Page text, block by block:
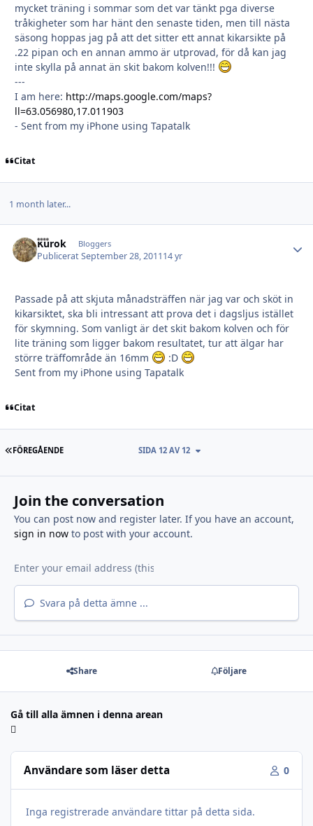
mycket träning i sommar som det var tänkt pga diverse
tråkigheter som har hänt den senaste tiden, men till nästa
säsong hoppas jag på att det sitter ett annat kikarsikte på
.22 pipan och en annan ammo är utprovad, för då kan jag
inte skylla på annat än skit bakom kolven!!!
---
I am here: http://maps.google.com/maps?
ll=63.056980,17.011903
- Sent from my iPhone using Tapatalk
Citat
1 month later...
Kurok Bloggers
PubliceratSeptember 28, 201114 yr
Passade på att skjuta månadsträffen när jag var och sköt in
kikarsiktet, ska bli intressant att prova det i dagsljus istället
för skymning. Som vanligt är det skit bakom kolven och för
lite träning som ligger bakom resultatet, tur att älgar har
större träffområde än 16mm
:D
Sent from my iPhone using Tapatalk
Citat
FÖRSTA SIDAN
FÖREGÅENDE SIDA 12 AV 12
Join the conversation
You can post now and register later. If you have an account,
sign in nowto post with your account.
Svara på detta ämne ...
Share Följare
Gå till alla ämnen i denna arean
Användare som läser detta 0
Inga registrerade användare tittar på detta sida.